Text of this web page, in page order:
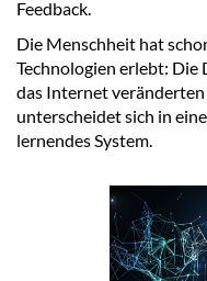
Feedback.
Die Menschheit hat
Technologien erlebt: Die
das Internet
unterscheidet sich in
lernendes System.